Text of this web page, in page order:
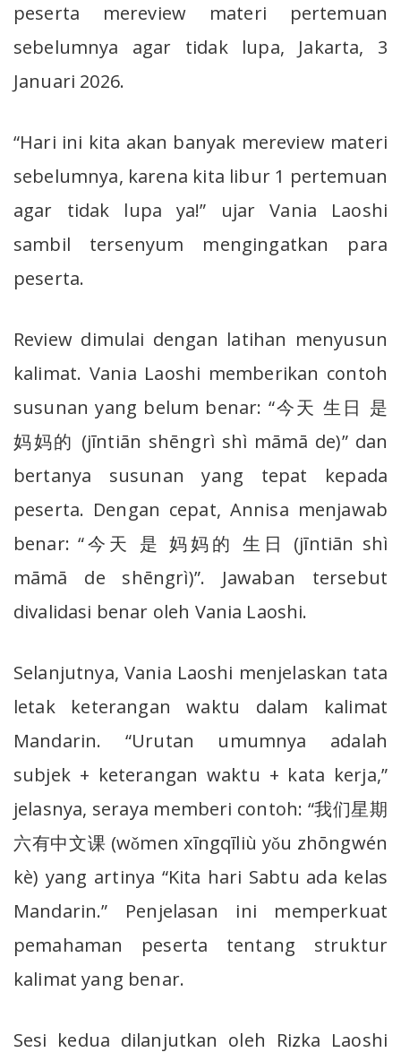
peserta mereview materi pertemuan
sebelumnya agar tidak lupa, Jakarta, 3
Januari 2026.
“Hari ini kita akan banyak mereview materi
sebelumnya, karena kita libur 1 pertemuan
agar tidak lupa ya!” ujar Vania Laoshi
sambil tersenyum mengingatkan para
peserta.
Review dimulai dengan latihan menyusun
kalimat. Vania Laoshi memberikan contoh
susunan yang belum benar: “今天 生日 是
妈妈的 (jīntiān shēngrì shì māmā de)” dan
bertanya susunan yang tepat kepada
peserta. Dengan cepat, Annisa menjawab
benar: “今天 是 妈妈的 生日 (jīntiān shì
māmā de shēngrì)”. Jawaban tersebut
divalidasi benar oleh Vania Laoshi.
Selanjutnya, Vania Laoshi menjelaskan tata
letak keterangan waktu dalam kalimat
Mandarin. “Urutan umumnya adalah
subjek + keterangan waktu + kata kerja,”
jelasnya, seraya memberi contoh: “我们星期
六有中文课 (wǒmen xīngqīliù yǒu zhōngwén
kè) yang artinya “Kita hari Sabtu ada kelas
Mandarin.” Penjelasan ini memperkuat
pemahaman peserta tentang struktur
kalimat yang benar.
Sesi kedua dilanjutkan oleh Rizka Laoshi